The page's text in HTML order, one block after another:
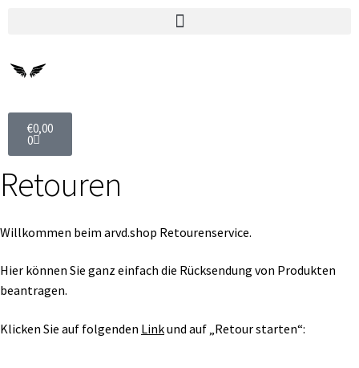
€0,00
0
Retouren
Willkommen beim arvd.shop Retourenservice.
Hier können Sie ganz einfach die Rücksendung von Produkten
beantragen.
Klicken Sie auf folgenden Linkund auf „Retour starten“: